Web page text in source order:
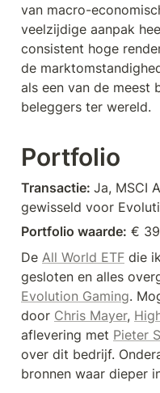
van macro-
veelzijdige aanpak
consistent hoge
de
als een van de meest
beleggers ter wereld.
Portfolio
Transactie: Ja, MSCI
gewisseld voor
Portfolio waarde: €
De All World ETF die
Evolution Gaming.
door Chris Mayer,
aflevering met Pieter
over dit bedrijf.
bronnen waar dieper